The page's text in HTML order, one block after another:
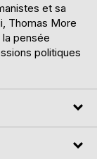
et sa
Thomas More
pensée
politiques